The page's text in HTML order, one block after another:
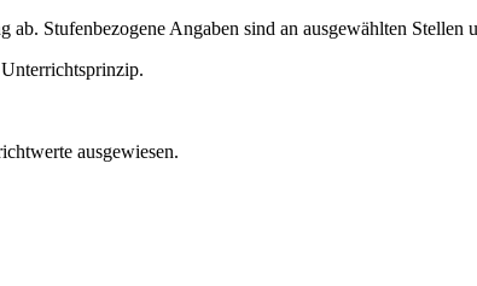
Stufenbezogene Angaben sind an ausgewählten
ausgewiesen.